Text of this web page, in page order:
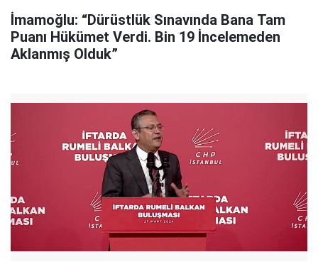
İmamoğlu: “Dürüstlük Sınavında Bana Tam
Puanı Hükümet Verdi. Bin 19 İncelemeden
Aklanmış Olduk”